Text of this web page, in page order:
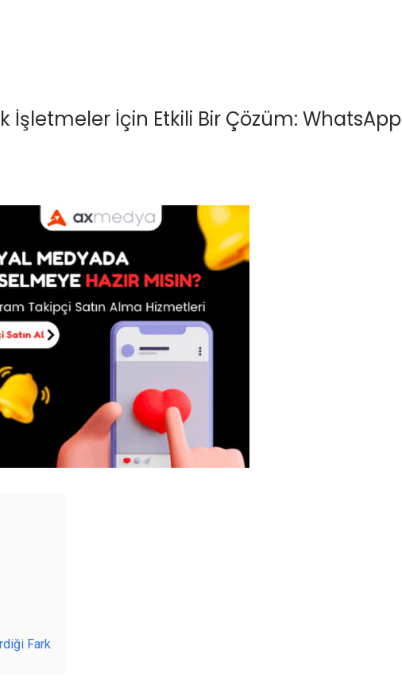
İşletmeler İçin Etkili Bir Çözüm: WhatsApp
Fark